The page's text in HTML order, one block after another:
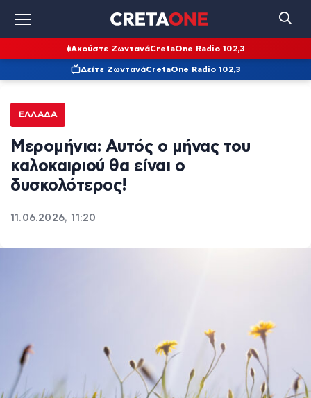
Ακούστε ΖωντανάCretaOne Radio 102,3
Δείτε ΖωντανάCretaOne Radio 102,3
ΕΛΛΆΔΑ
Μερομήνια: Αυτός ο μήνας του
καλοκαιριού θα είναι ο
δυσκολότερος!
11.06.2026, 11:20